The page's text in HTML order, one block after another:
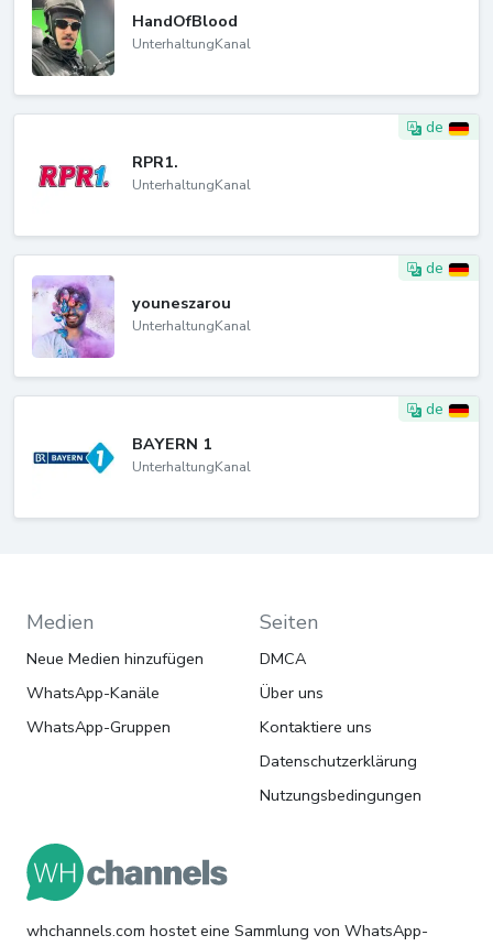
HandOfBlood
UnterhaltungKanal
de
RPR1.
UnterhaltungKanal
de
youneszarou
UnterhaltungKanal
de
BAYERN 1
UnterhaltungKanal
Medien
Neue Medien hinzufügen
WhatsApp-Kanäle
WhatsApp-Gruppen
Seiten
DMCA
Über uns
Kontaktiere uns
Datenschutzerklärung
Nutzungsbedingungen
whchannels.com hostet eine Sammlung von WhatsApp-